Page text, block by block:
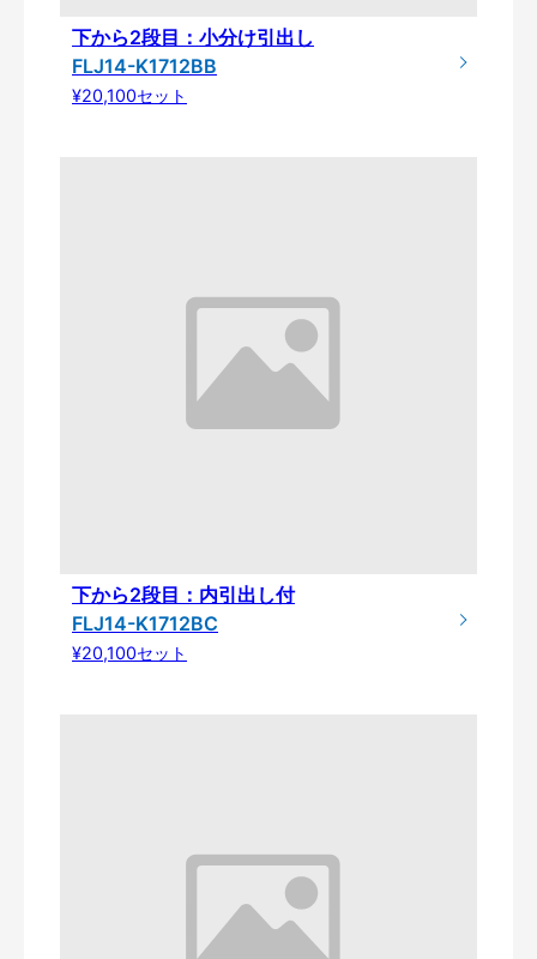
下から2段目：小分け引出し
FLJ14-K1712BB
¥20,100セット
下から2段目：内引出し付
FLJ14-K1712BC
¥20,100セット